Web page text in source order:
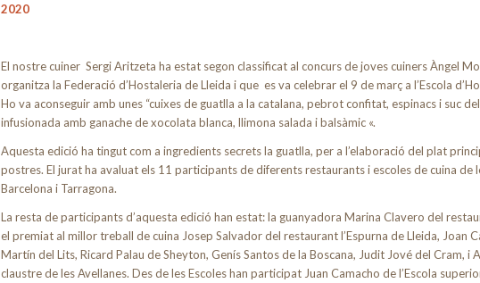
2020
El nostre cuiner Sergi Aritzeta ha estat segon classificat al concurs de joves cuiners Àngel
organitza la Federació d’Hostaleria de Lleida i que es va celebrar el 9 de març a l’Escola
Ho va aconseguir amb unes “cuixes de guatlla a la catalana, pebrot confitat, espinacs i suc
infusionada amb ganache de xocolata blanca, llimona salada i balsàmic «.
Aquesta edició ha tingut com a ingredients secrets la guatlla, per a l’elaboració del plat
postres. El jurat ha avaluat els 11 participants de diferents restaurants i escoles de cuina de
Barcelona i Tarragona.
La resta de participants d’aquesta edició han estat: la guanyadora Marina Clavero del
el premiat al millor treball de cuina Josep Salvador del restaurant l’Espurna de Lleida, Joan
Martín del Lits, Ricard Palau de Sheyton, Genís Santos de la Boscana, Judit Jové del Cram, i
claustre de les Avellanes. Des de les Escoles han participat Juan Camacho de l’Escola